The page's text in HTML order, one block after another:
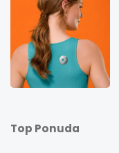
Top Ponuda